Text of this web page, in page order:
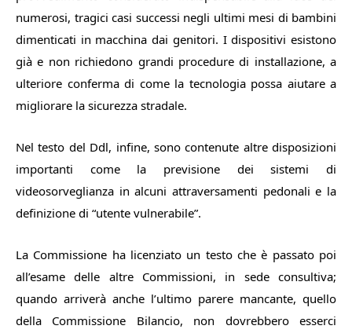
numerosi, tragici casi successi negli ultimi mesi di bambini
dimenticati in macchina dai genitori. I dispositivi esistono
già e non richiedono grandi procedure di installazione, a
ulteriore conferma di come la tecnologia possa aiutare a
migliorare la sicurezza stradale.
Nel testo del Ddl, infine, sono contenute altre disposizioni
importanti come la previsione dei sistemi di
videosorveglianza in alcuni attraversamenti pedonali e la
definizione di “utente vulnerabile”.
La Commissione ha licenziato un testo che è passato poi
all’esame delle altre Commissioni, in sede consultiva;
quando arriverà anche l’ultimo parere mancante, quello
della Commissione Bilancio, non dovrebbero esserci